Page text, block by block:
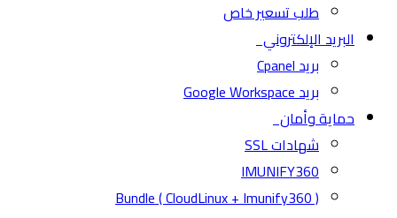
طلب تسعير خاص
البريد الإلكتروني
بريد Cpanel
بريد Google Workspace
حماية وأمان
شهادات SSL
IMUNIFY360
( CloudLinux + Imunify360 ) Bundle